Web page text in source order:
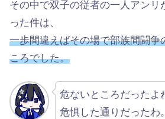
その中で双子の従者の一人アンリ
った件は、
一歩間違えばその場で部族間闘争
ころでした。
危ないところだったよ
危惧した通りだったわ。